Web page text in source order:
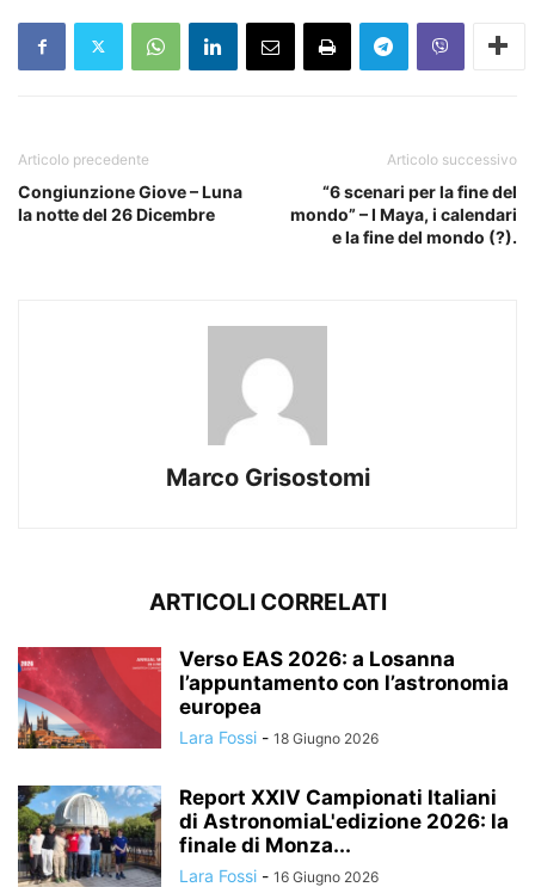
Articolo precedente
Congiunzione Giove – Luna
la notte del 26 Dicembre
Articolo successivo
“6 scenari per la fine del
mondo” – I Maya, i calendari
e la fine del mondo (?).
Marco Grisostomi
ARTICOLI CORRELATI
Verso EAS 2026: a Losanna
l’appuntamento con l’astronomia
europea
Lara Fossi - 18 Giugno 2026
Report XXIV Campionati Italiani
di AstronomiaL'edizione 2026: la
finale di Monza...
Lara Fossi - 16 Giugno 2026